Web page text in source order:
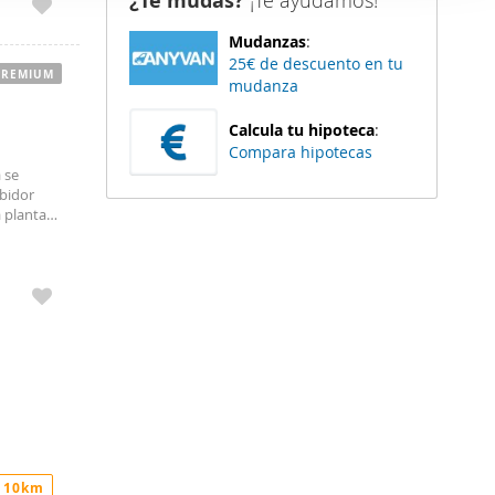
funciones
del
del uso
se
planta
el
Mudanzas:
25€ de descuento en tu
mudanza
Calcula tu hipoteca:
Compara hipotecas